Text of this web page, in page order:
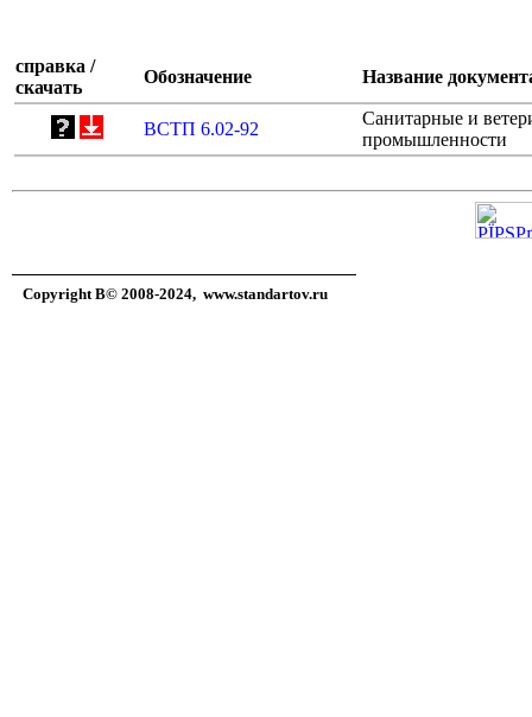
справка /
скачать
Обозначение Название
ВСТП 6.02-92
Санитарные и
промышленности
Copyright В© 2008-2024, www.standartov.ru